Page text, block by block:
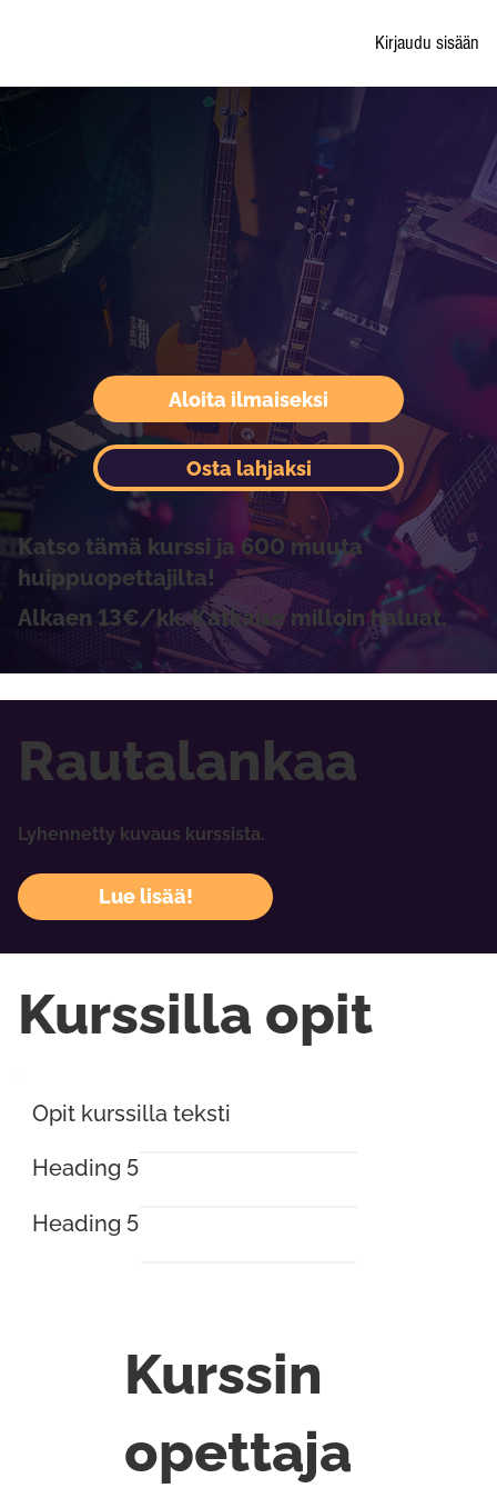
Kirjaudu sisään
Aloita ilmaiseksi
Katso tämä kurssi ja 600 muuta
huippuopettajilta!
Alkaen 13€/kk. Katkaise milloin haluat.
Osta lahjaksi
Rautalankaa
Lyhennetty kuvaus kurssista.
Lue lisää!
Kurssilla opit
Opit kurssilla teksti
Heading 5
Heading 5
Kurssin
opettaja